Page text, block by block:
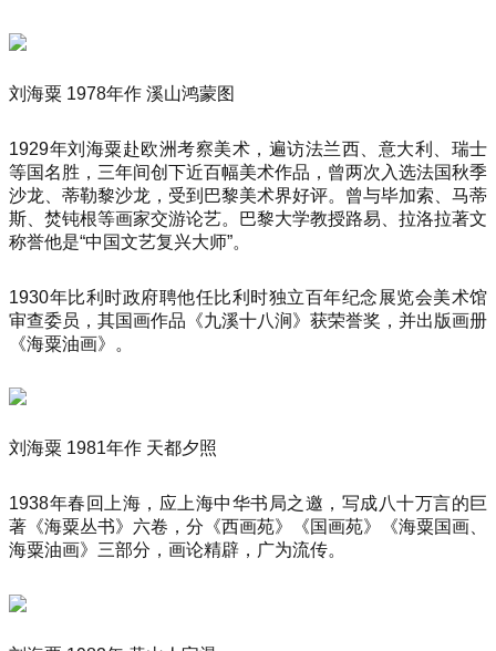
刘海粟 1978年作 溪山鸿蒙图
1929年刘海粟赴欧洲考察美术，遍访法兰西、意大利、瑞士
等国名胜，三年间创下近百幅美术作品，曾两次入选法国秋季
沙龙、蒂勒黎沙龙，受到巴黎美术界好评。曾与毕加索、马蒂
斯、焚钝根等画家交游论艺。巴黎大学教授路易、拉洛拉著文
称誉他是“中国文艺复兴大师”。
1930年比利时政府聘他任比利时独立百年纪念展览会美术馆
审查委员，其国画作品《九溪十八涧》获荣誉奖，并出版画册
《海粟油画》。
刘海粟 1981年作 天都夕照
1938年春回上海，应上海中华书局之邀，写成八十万言的巨
著《海粟丛书》六卷，分《西画苑》《国画苑》《海粟国画、
海粟油画》三部分，画论精辟，广为流传。